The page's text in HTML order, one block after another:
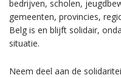
bedrijven, scholen,
gemeenten, provincies,
Belg is en blijft solidair,
situatie.
Neem deel aan de